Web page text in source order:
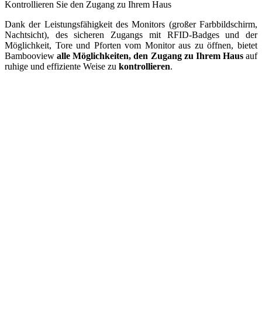
Kontrollieren Sie den Zugang zu Ihrem Haus
Dank der Leistungsfähigkeit des Monitors (großer Farbbildschirm,
Nachtsicht), des sicheren Zugangs mit RFID-Badges und der
Möglichkeit, Tore und Pforten vom Monitor aus zu öffnen, bietet
Bambooviewalle Möglichkeiten, den Zugang zu Ihrem Hausauf
ruhige und effiziente Weise zu kontrollieren.